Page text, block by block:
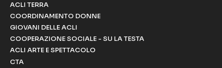
ACLI TERRA
COORDINAMENTO DONNE
GIOVANI DELLE ACLI
COOPERAZIONE SOCIALE - SU LA TESTA
ACLI ARTE E SPETTACOLO
CTA